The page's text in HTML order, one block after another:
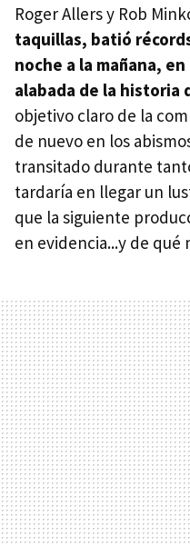
Roger Allers y Rob
taquillas, batió
noche a la mañana,
alabada de la historia
objetivo claro de la
de nuevo en los
transitado durante
tardaría en llegar un
que la siguiente
en evidencia...y de qué